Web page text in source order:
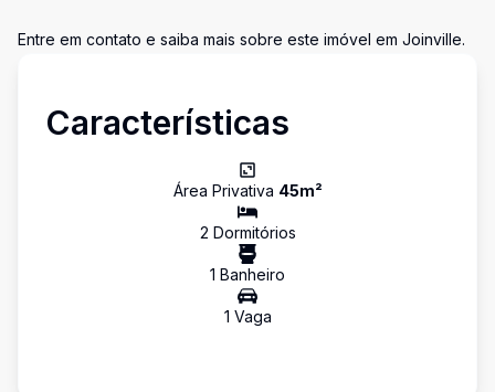
Entre em contato e saiba mais sobre este imóvel em Joinville.
Características
Área Privativa 45m²
2 Dormitórios
1 Banheiro
1 Vaga